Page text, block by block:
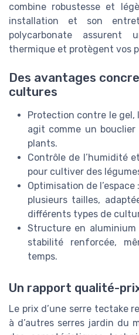
combine robustesse et
installation et son
polycarbonate assurent
thermique et protègent vos
Des avantages
cultures
Protection contre le gel,
agit comme un
plants.
Contrôle de l’humidité
pour cultiver des
Optimisation de
plusieurs tailles,
différents types de
Structure en
stabilité renforcée,
temps.
Un rapport qualité-
Le prix d’une serre tectake
à d’autres serres jardin du